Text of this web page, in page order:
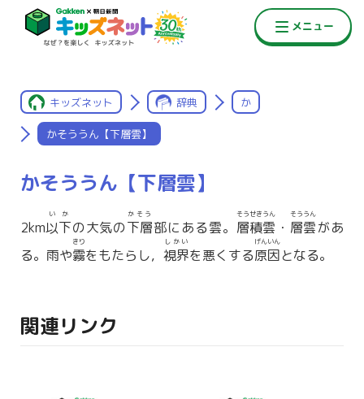
キッズネット 辞典 か
かそううん【下層雲】
かそううん【下層雲】
2km以下
いか
の大気の下層
かそう
部にある雲。 層積雲
そうせきうん
・ 層雲
そううん
があ
る。雨や霧
きり
をもたらし， 視界
しかい
を悪くする原因
げんいん
となる。
関連リンク